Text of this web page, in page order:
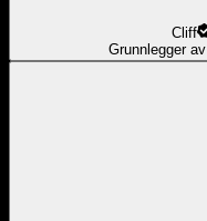
Cliff
Grunnlegger